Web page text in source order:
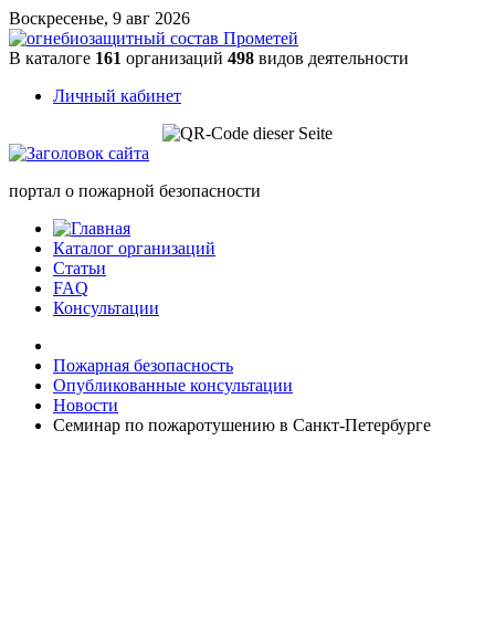
Воскресенье, 9 авг 2026
В каталоге 161 организаций 498 видов деятельности
Личный кабинет
портал о пожарной безопасности
Каталог организаций
Статьи
FAQ
Консультации
Пожарная безопасность
Опубликованные консультации
Новости
Семинар по пожаротушению в Санкт-Петербурге